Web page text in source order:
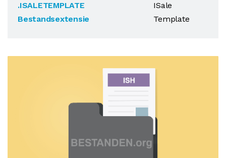
.ISALETEMPLATE
Bestandsextensie
ISale
Template